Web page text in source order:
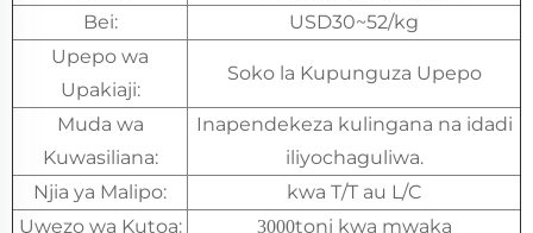
Bei:
USD30~52/kg
Upepo wa
Upakiaji:
Soko la Kupunguza Upepo
Muda wa
Kuwasiliana:
Inapendekeza kulingana na idadi
iliyochaguliwa.
Njia ya Malipo:
kwa T/T au L/C
Uwezo wa Kutoa:
3000toni kwa mwaka